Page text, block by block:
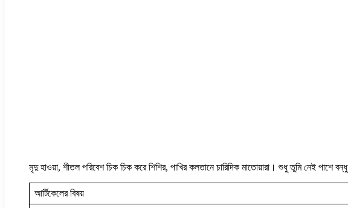
মৃদু হাওয়া, শীতল পরিবেশ চিক চিক করে শিশির, পাখির কলতানে চারিদিক মাতোয়ারা। শুধু তুমি নেই পাশে
আর্টিকেলের বিষয়